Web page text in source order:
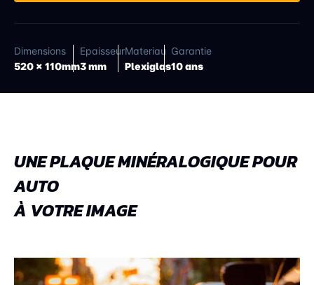
Dimensions
520 x 110mm
Epaisseur
3 mm
Materiau
Plexiglas
Garantie
10 ans
UNE PLAQUE MINÉRALOGIQUE POUR
AUTO
À VOTRE IMAGE